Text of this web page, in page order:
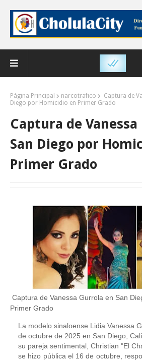
Página Principal narcotrafico
Captura de
Diego por Homicidio en Primer Grado
Captura de
San Diego por
Primer Grado
Captura de Vanessa Gurrola en San
Primer Grado
La modelo sinaloense Lidia Vanessa
de octubre de 2025 en San Diego,
su pareja sentimental, Christian "El
se hizo pública el 16 de octubre,